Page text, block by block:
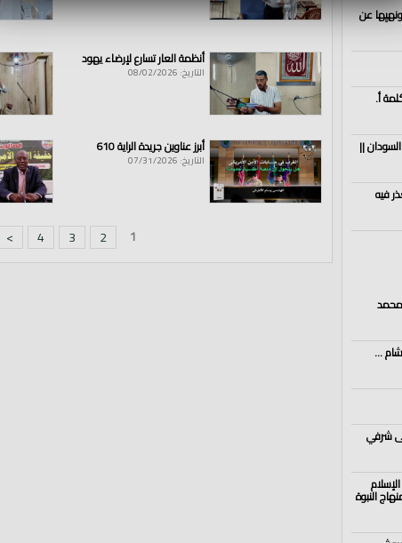
وأدواته |نظام|أسد|بالقضاء|على
عن
أ.
السودان ||
فيه
...
شرفي
النبوة
أنظمة العار تسارع لإرضاء يهود
التاريخ: 08/02/2026
أبرز عناوين جريدة الراية 610
التاريخ: 07/31/2026
1
2
3
4
>